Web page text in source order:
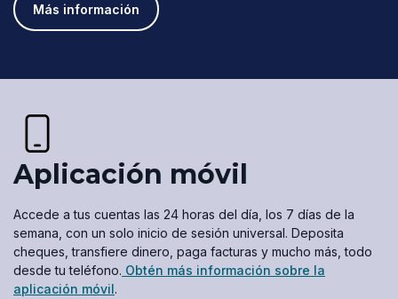
Más información
Aplicación móvil
Accede a tus cuentas las 24 horas del día, los 7 días de la
semana, con un solo inicio de sesión universal. Deposita
cheques, transfiere dinero, paga facturas y mucho más, todo
desde tu teléfono. Obtén más información sobre la
aplicación móvil.